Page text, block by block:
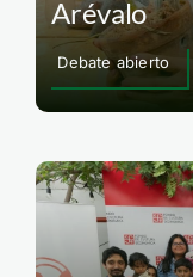
Arévalo
Debate abierto